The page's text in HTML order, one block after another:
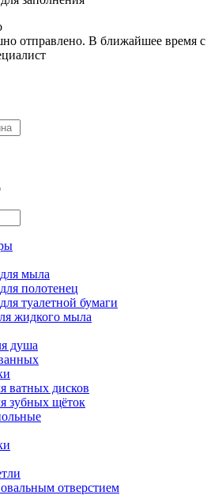
отправлено. В ближайшее время с
мыла
полотенец
туалетной бумаги
жидкого мыла
душа
ватных дисков
зубных щёток
отверстием